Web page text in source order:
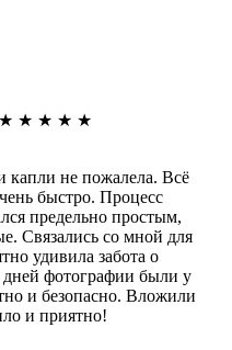
★ ★ ★ ★ ★
капли не пожалела. Всё
быстро. Процесс
предельно простым,
Связались со мной для
удивила забота о
дней фотографии были у
и безопасно. Вложили
и приятно!